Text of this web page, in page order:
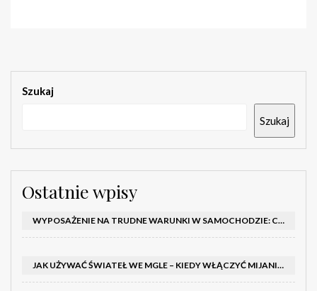
Szukaj
Szukaj
Ostatnie wpisy
WYPOSAŻENIE NA TRUDNE WARUNKI W SAMOCHODZIE: CO MIEĆ ZIMĄ, W TRASIE I NA WYPADEK AWARII
JAK UŻYWAĆ ŚWIATEŁ WE MGLE – KIEDY WŁĄCZYĆ MIJANIA I PRZECIWMGIELNE ORAZ CZEGO NIE ROBIĆ